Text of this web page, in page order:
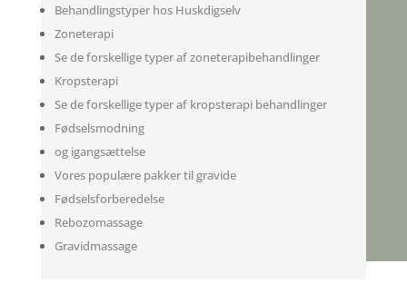
Behandlingstyper hos Huskdigselv
Zoneterapi
Se de forskellige typer af zoneterapibehandlinger
Kropsterapi
Se de forskellige typer af kropsterapi behandlinger
Fødselsmodning
og igangsættelse
Vores populære pakker til gravide
Fødselsforberedelse
Rebozomassage
Gravidmassage